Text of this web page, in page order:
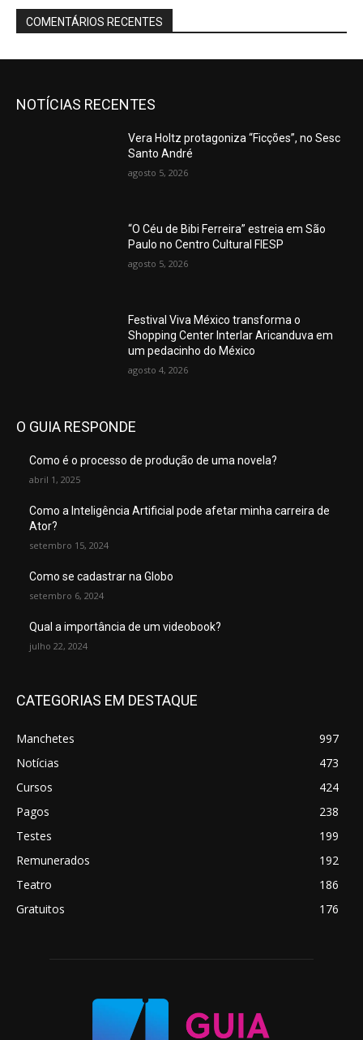
COMENTÁRIOS RECENTES
NOTÍCIAS RECENTES
Vera Holtz protagoniza “Ficções”, no Sesc
Santo André
agosto 5, 2026
“O Céu de Bibi Ferreira” estreia em São
Paulo no Centro Cultural FIESP
agosto 5, 2026
Festival Viva México transforma o
Shopping Center Interlar Aricanduva em
um pedacinho do México
agosto 4, 2026
O GUIA RESPONDE
Como é o processo de produção de uma novela?
abril 1, 2025
Como a Inteligência Artificial pode afetar minha carreira de
Ator?
setembro 15, 2024
Como se cadastrar na Globo
setembro 6, 2024
Qual a importância de um videobook?
julho 22, 2024
CATEGORIAS EM DESTAQUE
Manchetes
997
Notícias
473
Cursos
424
Pagos
238
Testes
199
Remunerados
192
Teatro
186
Gratuitos
176